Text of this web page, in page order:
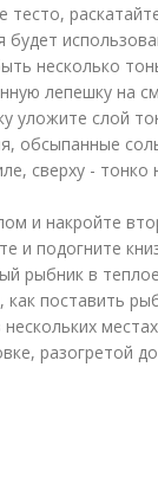
тесто,
будет
несколько
лепешку на
уложите слой
обсыпанные
сверху - тонко
и накройте
и подогните
рыбник в
поставить
разогретой